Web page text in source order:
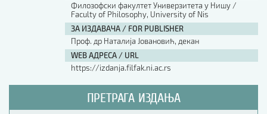
Филозофски факултет Универзитета у Нишу /
Faculty of Philosophy, University of Nis
ЗА ИЗДАВАЧА / FOR PUBLISHER
Проф. др Наталија Јовановић, декан
WEB АДРЕСА / URL
https://izdanja.filfak.ni.ac.rs
ПРЕТРАГА ИЗДАЊА